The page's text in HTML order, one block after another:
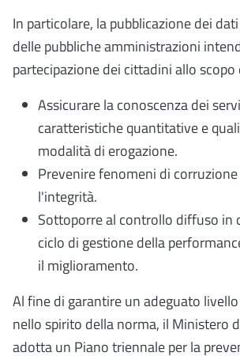
In particolare, la pubblicazione dei
delle pubbliche amministrazioni
partecipazione dei cittadini allo scopo
Assicurare la conoscenza dei
caratteristiche quantitative e
modalità di erogazione.
Prevenire fenomeni di
l'integrità.
Sottoporre al controllo diffuso in
ciclo di gestione della
il miglioramento.
Al fine di garantire un adeguato
nello spirito della norma, il Ministero
adotta un Piano triennale per la